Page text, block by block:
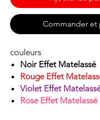
Commander et
couleurs
Noir Effet Matelassé
Rouge Effet
Violet Effet
Rose Effet Matelassé